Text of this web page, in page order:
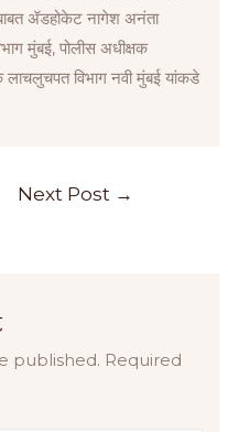
ॲडहोकेट नागेश अनंता
मुंबई, पोलीस अधीक्षक
लाचलुचपत विभाग नवी मुंबई यांकडे
Next Post →
published. Required